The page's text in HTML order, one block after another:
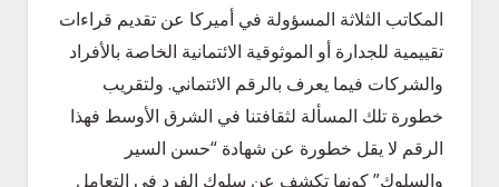
المكاتب الثلاثة المسؤولة في أميركا عن تقديم قراءات
تقييمية للجدارة أو الموثوقية الائتمانية الخاصة بالأفراد
والشركات فيما يعرف بالرقم الائتماني. ولتقريب
خطورة تلك المسألة لثقافتنا في الشرق الأوسط فهذا
الرقم لا يقل خطورة عن شهادة “حسن السير
والسلوك” كونها تكشف عن سلوك الفرد في التعامل